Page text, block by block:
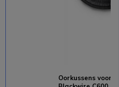
Oorkussens voor